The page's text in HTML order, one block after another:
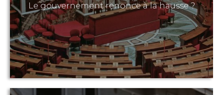
Le gouvernement renonce à la hausse ?